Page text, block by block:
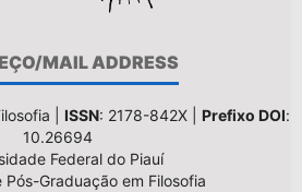
MAIL ADDRESS
| ISSN: 2178-842X | Prefixo DOI:
10.26694
Federal do Piauí
Pós-Graduação em Filosofia